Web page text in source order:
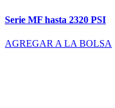
Serie MF hasta 2320 PSI
AGREGAR A LA BOLSA